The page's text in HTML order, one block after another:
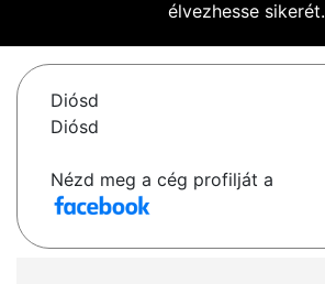
élvezhesse sikerét.
Diósd
Diósd
Nézd meg a cég profilját a